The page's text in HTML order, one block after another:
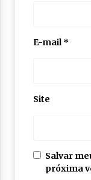
E-mail*
Site
Salvar
próxima